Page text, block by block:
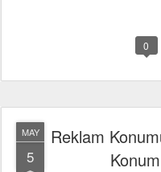
0
MAY
5
Reklam